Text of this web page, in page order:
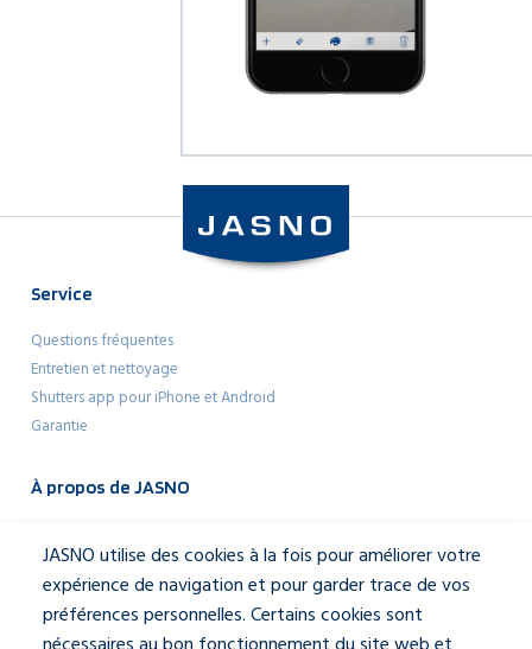
Service
Questions fréquentes
Entretien et nettoyage
Shutters app pour iPhone et Android
Garantie
À propos de JASNO
Mediakit
À propos de JASNO
Notre équipe
JASNO utilise des cookies à la fois pour améliorer votre
expérience de navigation et pour garder trace de vos
préférences personnelles. Certains cookies sont